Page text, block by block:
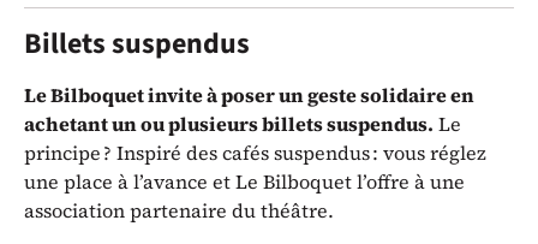
Billets suspendus
Le Bilboquet invite à poser un geste solidaire en
achetant un ou plusieurs billets suspendus. Le
principe ? Inspiré des cafés suspendus : vous réglez
une place à l’avance et Le Bilboquet l’offre à une
association partenaire du théâtre.